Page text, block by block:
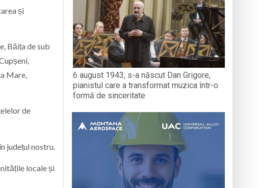
și
Băița de sub
Mare,
de
județul nostru.
locale și
6 august 1943, s-a născut Dan Grigore,
pianistul care a transformat muzica într-o
formă de sinceritate